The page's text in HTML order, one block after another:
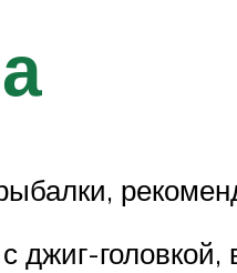
джиг-